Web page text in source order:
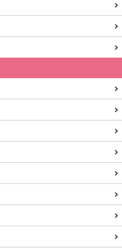
roliga och intressanta
る！
「kreativ verkstad
」体験レポー